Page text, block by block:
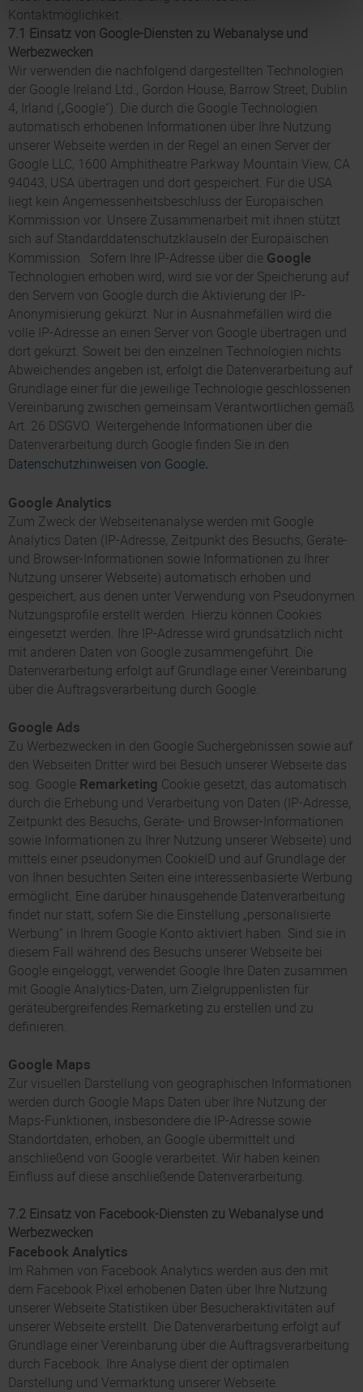
Kontaktmöglichkeit.
7.1 Einsatz von Google-Diensten zu Webanalyse und
Werbezwecken
Wir verwenden die nachfolgend dargestellten Technologien
der Google Ireland Ltd., Gordon House, Barrow Street, Dublin
4, Irland („Google“). Die durch die Google Technologien
automatisch erhobenen Informationen über Ihre Nutzung
unserer Webseite werden in der Regel an einen Server der
Google LLC, 1600 Amphitheatre Parkway Mountain View, CA
94043, USA übertragen und dort gespeichert. Für die USA
liegt kein Angemessenheitsbeschluss der Europäischen
Kommission vor. Unsere Zusammenarbeit mit ihnen stützt
sich auf Standarddatenschutzklauseln der Europäischen
Kommission. Sofern Ihre IP-Adresse über die Google
Technologien erhoben wird, wird sie vor der Speicherung auf
den Servern von Google durch die Aktivierung der IP-
Anonymisierung gekürzt. Nur in Ausnahmefällen wird die
volle IP-Adresse an einen Server von Google übertragen und
dort gekürzt. Soweit bei den einzelnen Technologien nichts
Abweichendes angeben ist, erfolgt die Datenverarbeitung auf
Grundlage einer für die jeweilige Technologie geschlossenen
Vereinbarung zwischen gemeinsam Verantwortlichen gemäß
Art. 26 DSGVO. Weitergehende Informationen über die
Datenverarbeitung durch Google finden Sie in den
Datenschutzhinweisen von Google.
Google Analytics
Zum Zweck der Webseitenanalyse werden mit Google
Analytics Daten (IP-Adresse, Zeitpunkt des Besuchs, Geräte-
und Browser-Informationen sowie Informationen zu Ihrer
Nutzung unserer Webseite) automatisch erhoben und
gespeichert, aus denen unter Verwendung von Pseudonymen
Nutzungsprofile erstellt werden. Hierzu können Cookies
eingesetzt werden. Ihre IP-Adresse wird grundsätzlich nicht
mit anderen Daten von Google zusammengeführt. Die
Datenverarbeitung erfolgt auf Grundlage einer Vereinbarung
über die Auftragsverarbeitung durch Google.
Google Ads
Zu Werbezwecken in den Google Suchergebnissen sowie auf
den Webseiten Dritter wird bei Besuch unserer Webseite das
sog. Google Remarketing Cookie gesetzt, das automatisch
durch die Erhebung und Verarbeitung von Daten (IP-Adresse,
Zeitpunkt des Besuchs, Geräte- und Browser-Informationen
sowie Informationen zu Ihrer Nutzung unserer Webseite) und
mittels einer pseudonymen CookieID und auf Grundlage der
von Ihnen besuchten Seiten eine interessenbasierte Werbung
ermöglicht. Eine darüber hinausgehende Datenverarbeitung
findet nur statt, sofern Sie die Einstellung „personalisierte
Werbung“ in Ihrem Google Konto aktiviert haben. Sind sie in
diesem Fall während des Besuchs unserer Webseite bei
Google eingeloggt, verwendet Google Ihre Daten zusammen
mit Google Analytics-Daten, um Zielgruppenlisten für
geräteübergreifendes Remarketing zu erstellen und zu
definieren.
Google Maps
Zur visuellen Darstellung von geographischen Informationen
werden durch Google Maps Daten über Ihre Nutzung der
Maps-Funktionen, insbesondere die IP-Adresse sowie
Standortdaten, erhoben, an Google übermittelt und
anschließend von Google verarbeitet. Wir haben keinen
Einfluss auf diese anschließende Datenverarbeitung.
7.2 Einsatz von Facebook-Diensten zu Webanalyse und
Werbezwecken
Facebook Analytics
Im Rahmen von Facebook Analytics werden aus den mit
dem Facebook Pixel erhobenen Daten über Ihre Nutzung
unserer Webseite Statistiken über Besucheraktivitäten auf
unserer Webseite erstellt. Die Datenverarbeitung erfolgt auf
Grundlage einer Vereinbarung über die Auftragsverarbeitung
durch Facebook. Ihre Analyse dient der optimalen
Darstellung und Vermarktung unserer Webseite.